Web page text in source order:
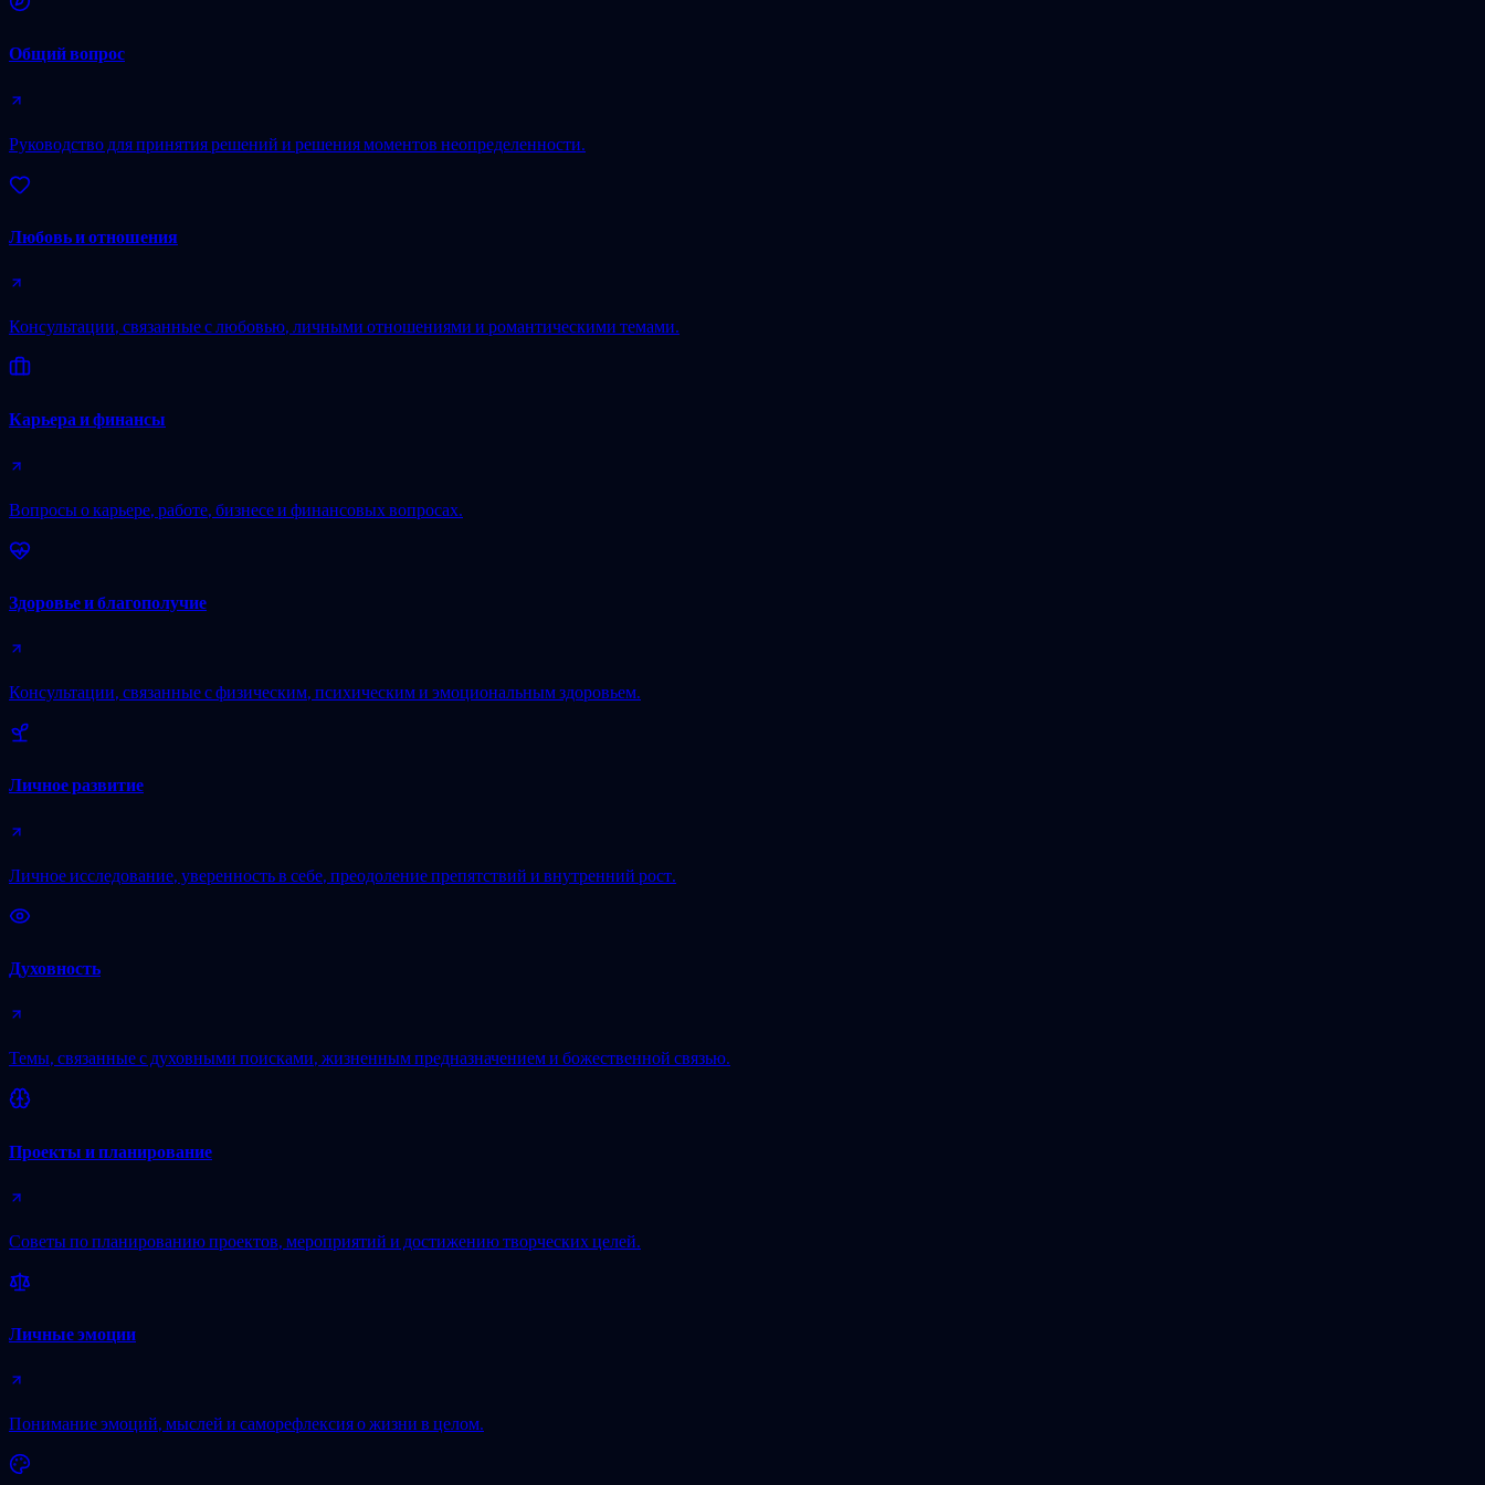
Общий вопрос
Руководство для принятия решений и решения моментов неопределенности.
Любовь и отношения
Консультации, связанные с любовью, личными отношениями и романтическими темами.
Карьера и финансы
Вопросы о карьере, работе, бизнесе и финансовых вопросах.
Здоровье и благополучие
Консультации, связанные с физическим, психическим и эмоциональным здоровьем.
Личное развитие
Личное исследование, уверенность в себе, преодоление препятствий и внутренний рост.
Духовность
Темы, связанные с духовными поисками, жизненным предназначением и божественной связью.
Проекты и планирование
Советы по планированию проектов, мероприятий и достижению творческих целей.
Личные эмоции
Понимание эмоций, мыслей и саморефлексия о жизни в целом.